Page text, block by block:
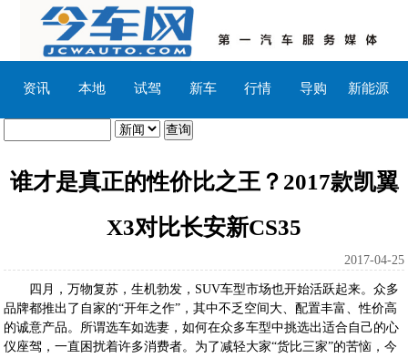
资讯 本地 试驾 新车 行情 导购 新能源
谁才是真正的性价比之王？2017款凯翼
X3对比长安新CS35
2017-04-25
四月，万物复苏，生机勃发，SUV车型市场也开始活跃起来。众多
品牌都推出了自家的“开年之作”，其中不乏空间大、配置丰富、性价高
的诚意产品。所谓选车如选妻，如何在众多车型中挑选出适合自己的心
仪座驾，一直困扰着许多消费者。为了减轻大家“货比三家”的苦恼，今